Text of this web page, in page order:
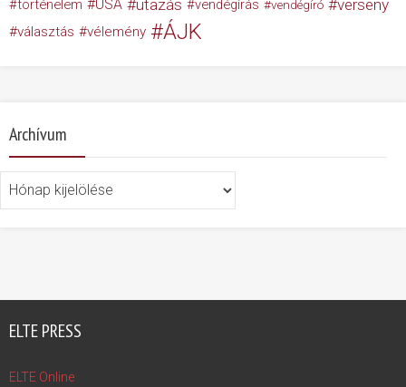
történelem USA utazás vendégírás vendégíró verseny
választás vélemény ÁJK
Archívum
Archívum
ELTE PRESS
ELTE Online